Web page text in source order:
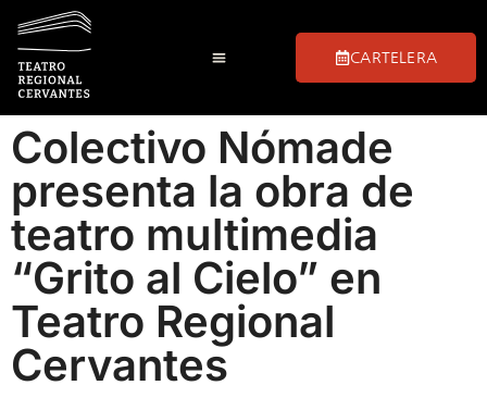
CARTELERA
Colectivo Nómade
presenta la obra de
teatro multimedia
“Grito al Cielo” en
Teatro Regional
Cervantes